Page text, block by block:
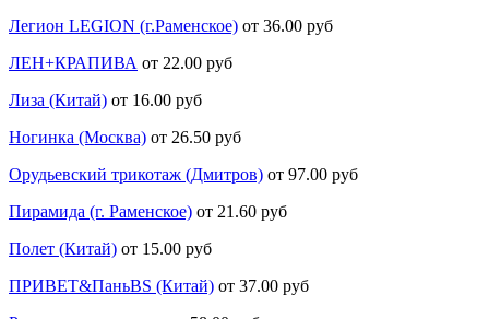
Легион LEGION (г.Раменское) от 36.00 руб
ЛЕН+КРАПИВА от 22.00 руб
Лиза (Китай) от 16.00 руб
Ногинка (Москва) от 26.50 руб
Орудьевский трикотаж (Дмитров) от 97.00 руб
Пирамида (г. Раменское) от 21.60 руб
Полет (Китай) от 15.00 руб
ПРИВЕТ&ПаньBS (Китай) от 37.00 руб